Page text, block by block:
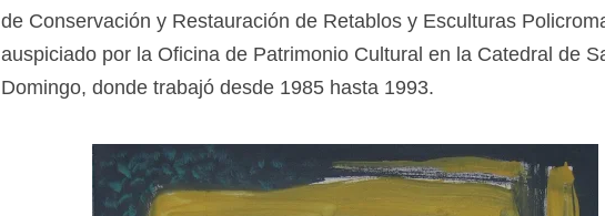
de Conservación y Restauración de Retablos y Esculturas
auspiciado por la Oficina de Patrimonio Cultural en la Catedral de
Domingo, donde trabajó desde 1985 hasta 1993.